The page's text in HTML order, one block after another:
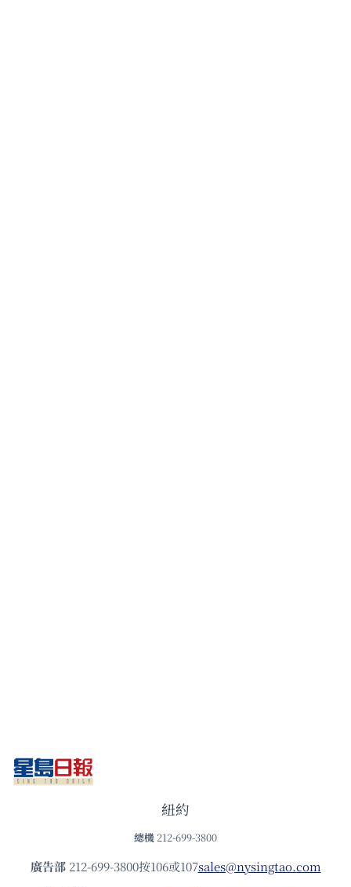
紐約
總機 212-699-3800
廣告部212-699-3800按106或107sales@nysingtao.com